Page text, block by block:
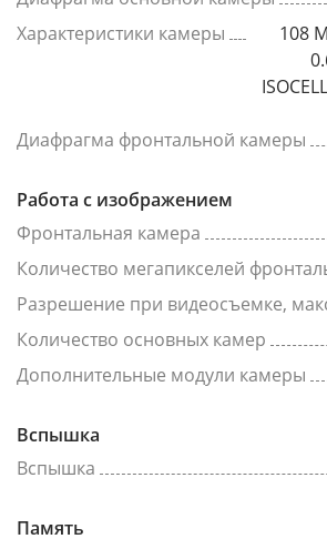
Характеристики камеры
108
Диафрагма фронтальной камеры
Работа с изображением
Фронтальная камера
Количество мегапикселей
Разрешение при видеосъемке,
Количество основных камер
Дополнительные модули камеры
Вспышка
Вспышка
Память